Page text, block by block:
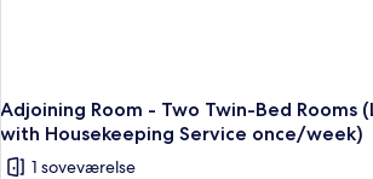
Adjoining Room - Two Twin-Bed Rooms
with Housekeeping Service once/week)
1 soveværelse